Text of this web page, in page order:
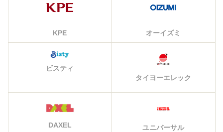
KPE オーイズミ
ビスティ
タイヨーエレック
DAXEL ユニバーサル